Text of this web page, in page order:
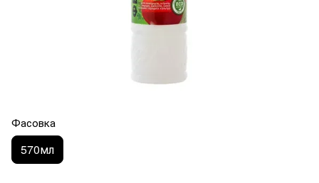
Фасовка
570мл